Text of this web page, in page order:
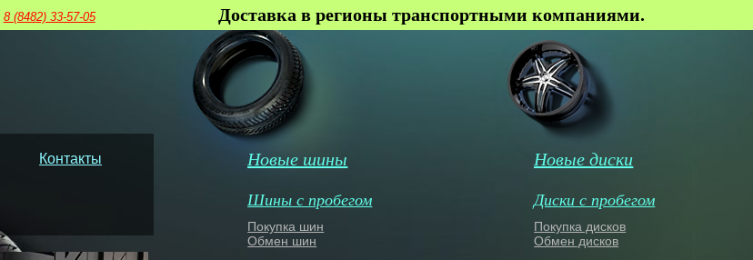
8 (8482) 33-57-05 Доставка в регионы транспортными компаниями.
Контакты Новые шины
Шины с пробегом
Покупка шин
Обмен шин
Новые диски
Диски с пробегом
Покупка дисков
Обмен дисков